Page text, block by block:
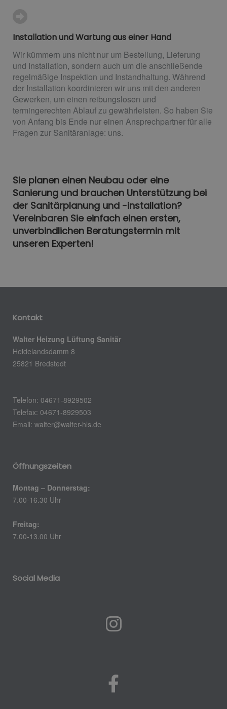
Installation und Wartung aus einer Hand
Wir kümmern uns nicht nur um Bestellung, Lieferung
und Installation, sondern auch um die anschließende
regelmäßige Inspektion und Instandhaltung. Während
der Installation koordinieren wir uns mit den anderen
Gewerken, um einen reibungslosen und
termingerechten Ablauf zu gewährleisten. So haben Sie
von Anfang bis Ende nur einen Ansprechpartner für alle
Fragen zur Sanitäranlage: uns.
Sie planen einen Neubau oder eine
Sanierung und brauchen Unterstützung bei
der Sanitärplanung und -installation?
Vereinbaren Sie einfach einen ersten,
unverbindlichen Beratungstermin mit
unseren Experten!
Kontakt
Walter Heizung Lüftung Sanitär
Heidelandsdamm 8
25821 Bredstedt
Telefon: 04671-8929502
Telefax: 04671-8929503
Email: walter@walter-hls.de
Öffnungszeiten
Montag – Donnerstag:
7.00-16.30 Uhr
Freitag:
7.00-13.00 Uhr
Social Media